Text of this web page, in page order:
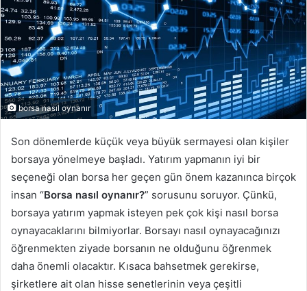
borsa nasıl oynanır
Son dönemlerde küçük veya büyük sermayesi olan kişiler
borsaya yönelmeye başladı. Yatırım yapmanın iyi bir
seçeneği olan borsa her geçen gün önem kazanınca birçok
insan “Borsa nasıl oynanır?” sorusunu soruyor. Çünkü,
borsaya yatırım yapmak isteyen pek çok kişi nasıl borsa
oynayacaklarını bilmiyorlar. Borsayı nasıl oynayacağınızı
öğrenmekten ziyade borsanın ne olduğunu öğrenmek
daha önemli olacaktır. Kısaca bahsetmek gerekirse,
şirketlere ait olan hisse senetlerinin veya çeşitli